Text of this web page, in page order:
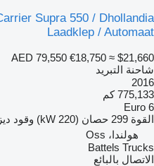
Supra 550 / Dhollandia
Laadklep / Automaat
AED 79,550 €18,750 ≈ $21,660
شاحنة التبريد
2016
775,133 كم
Euro 6
القوة 299 حصان (220 kW) وقود
هولندا، Oss
Battels Trucks
الاتصال بالبائع